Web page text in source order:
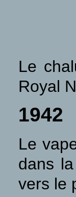
Le
Royal
1942
Le
dans
vers le